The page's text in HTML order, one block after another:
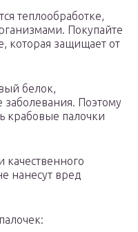
теплообработке,
Покупайте
которая защищает от
белок,
Поэтому
крабовые палочки
нанесут вред